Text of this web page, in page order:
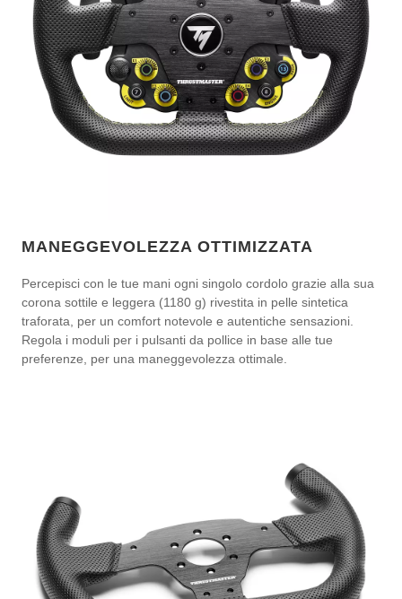
MANEGGEVOLEZZA OTTIMIZZATA
Percepisci con le tue mani ogni singolo cordolo grazie alla sua
corona sottile e leggera (1180 g) rivestita in pelle sintetica
traforata, per un comfort notevole e autentiche sensazioni.
Regola i moduli per i pulsanti da pollice in base alle tue
preferenze, per una maneggevolezza ottimale.